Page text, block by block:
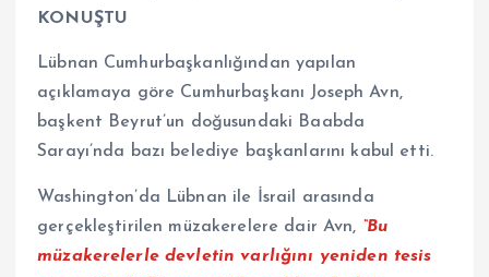
KONUŞTU
Lübnan Cumhurbaşkanlığından yapılan
açıklamaya göre Cumhurbaşkanı Joseph Avn,
başkent Beyrut’un doğusundaki Baabda
Sarayı’nda bazı belediye başkanlarını kabul etti.
Washington’da Lübnan ile İsrail arasında
gerçekleştirilen müzakerelere dair Avn, “Bu
müzakerelerle devletin varlığını yeniden tesis